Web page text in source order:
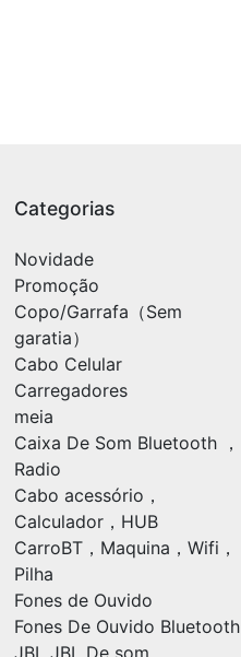
Categorias
Novidade
Promoção
Copo/Garrafa（Sem
garatia）
Cabo Celular
Carregadores
meia
Caixa De Som Bluetooth ，
Radio
Cabo acessório，
Calculador，HUB
CarroBT，Maquina，Wifi，
Pilha
Fones de Ouvido
Fones De Ouvido Bluetooth
JBL JBL De som